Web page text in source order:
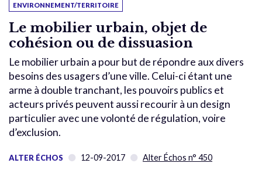
ENVIRONNEMENT/TERRITOIRE
Le mobilier urbain, objet de
cohésion ou de dissuasion
Le mobilier urbain a pour but de répondre aux divers
besoins des usagers d’une ville. Celui-ci étant une
arme à double tranchant, les pouvoirs publics et
acteurs privés peuvent aussi recourir à un design
particulier avec une volonté de régulation, voire
d’exclusion.
ALTER ÉCHOS 12-09-2017 Alter Échos n° 450